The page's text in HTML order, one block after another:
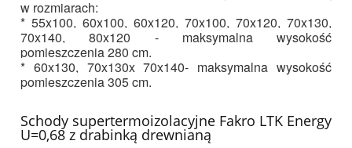
w rozmiarach:
* 55x100, 60x100, 60x120, 70x100, 70x120, 70x130,
70x140, 80x120 - maksymalna wysokość
pomieszczenia 280 cm.
* 60x130, 70x130x 70x140- maksymalna wysokość
pomieszczenia 305 cm.
Schody supertermoizolacyjne Fakro LTK Energy
U=0,68 z drabinką drewnianą